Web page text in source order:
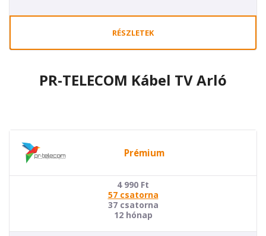
RÉSZLETEK
PR-TELECOM Kábel TV Arló
Prémium
4 990 Ft
57 csatorna
37 csatorna
12 hónap